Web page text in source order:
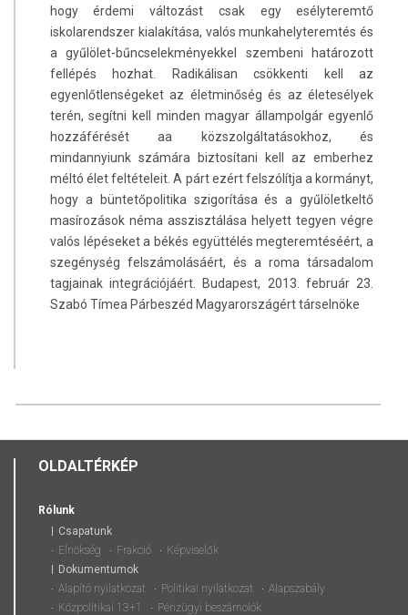
hogy érdemi változást csak egy esélyteremtő
iskolarendszer kialakítása, valós munkahelyteremtés és
a gyűlölet-bűncselekményekkel szembeni határozott
fellépés hozhat. Radikálisan csökkenti kell az
egyenlőtlenségeket az életminőség és az életesélyek
terén, segítni kell minden magyar állampolgár egyenlő
hozzáférését aa közszolgáltatásokhoz, és
mindannyiunk számára biztosítani kell az emberhez
méltó élet feltételeit. A párt ezért felszólítja a kormányt,
hogy a büntetőpolitika szigorítása és a gyűlöletkeltő
masírozások néma asszisztálása helyett tegyen végre
valós lépéseket a békés együttélés megteremtéséért, a
szegénység felszámolásáért, és a roma társadalom
tagjainak integrációjáért. Budapest, 2013. február 23.
Szabó Tímea Párbeszéd Magyarországért társelnöke
OLDALTÉRKÉP
Rólunk
Csapatunk
Elnökség
Frakció
Képviselők
Dokumentumok
Alapító nyilatkozat
Politikai nyilatkozat
Alapszabály
Közpolitikai 13+1
Pénzügyi beszámolók